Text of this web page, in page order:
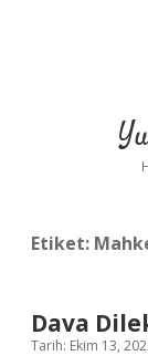
Etiket:
Dava
Tarih: Ekim 13,